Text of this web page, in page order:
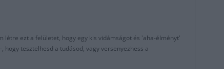
létre ezt a felületet, hogy egy kis vidámságot és 'aha-élményt'
tesztelhesd a tudásod, vagy versenyezhess a